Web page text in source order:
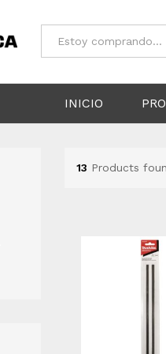
Todos
INICIO
13 Products